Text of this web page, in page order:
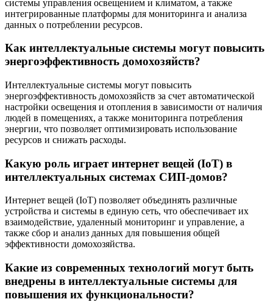
системы управления освещением и климатом, а также
интегрированные платформы для мониторинга и анализа
данных о потреблении ресурсов.
Как интеллектуальные системы могут повысить
энергоэффективность домохозяйств?
Интеллектуальные системы могут повысить
энергоэффективность домохозяйств за счет автоматической
настройки освещения и отопления в зависимости от наличия
людей в помещениях, а также мониторинга потребления
энергии, что позволяет оптимизировать использование
ресурсов и снижать расходы.
Какую роль играет интернет вещей (IoT) в
интеллектуальных системах СИП-домов?
Интернет вещей (IoT) позволяет объединять различные
устройства и системы в единую сеть, что обеспечивает их
взаимодействие, удаленный мониторинг и управление, а
также сбор и анализ данных для повышения общей
эффективности домохозяйства.
Какие из современных технологий могут быть
внедрены в интеллектуальные системы для
повышения их функциональности?